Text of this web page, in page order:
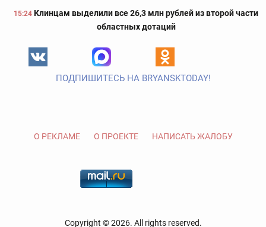
15:24 Клинцам выделили все 26,3 млн рублей из второй части
областных дотаций
ПОДПИШИТЕСЬ НА BRYANSKTODAY!
О РЕКЛАМЕ О ПРОЕКТЕ НАПИСАТЬ ЖАЛОБУ
Copyright © 2026. All rights reserved.